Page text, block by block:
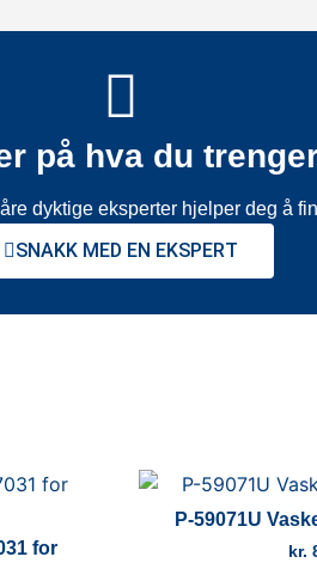
på hva du
dyktige eksperter hjelper deg å
SNAKK MED EN EKSPERT
for
P-59071U
kr